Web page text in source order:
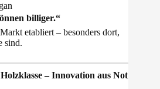
billiger.“
etabliert – besonders dort,
sind.
– Innovation aus Not